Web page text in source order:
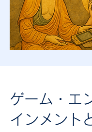
ゲーム・エ
インメント